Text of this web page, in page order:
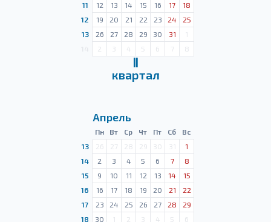
11
12 13 14 15 16 17
18
12
19 20 21 22 23 24
25
13
26 27 28 29 30 31
1
2 3 4 5 6 7 8
Ⅱ
квартал
Апрель
Пн Вт Ср Чт Пт Сб
Вс
13
26 27 28 29 30 31
1
14
2 3 4 5 6 7
8
15
9 10 11 12 13 14
15
16
16 17 18 19 20 21
22
17
23 24 25 26 27 28
29
18
30 1 2 3 4 5 6